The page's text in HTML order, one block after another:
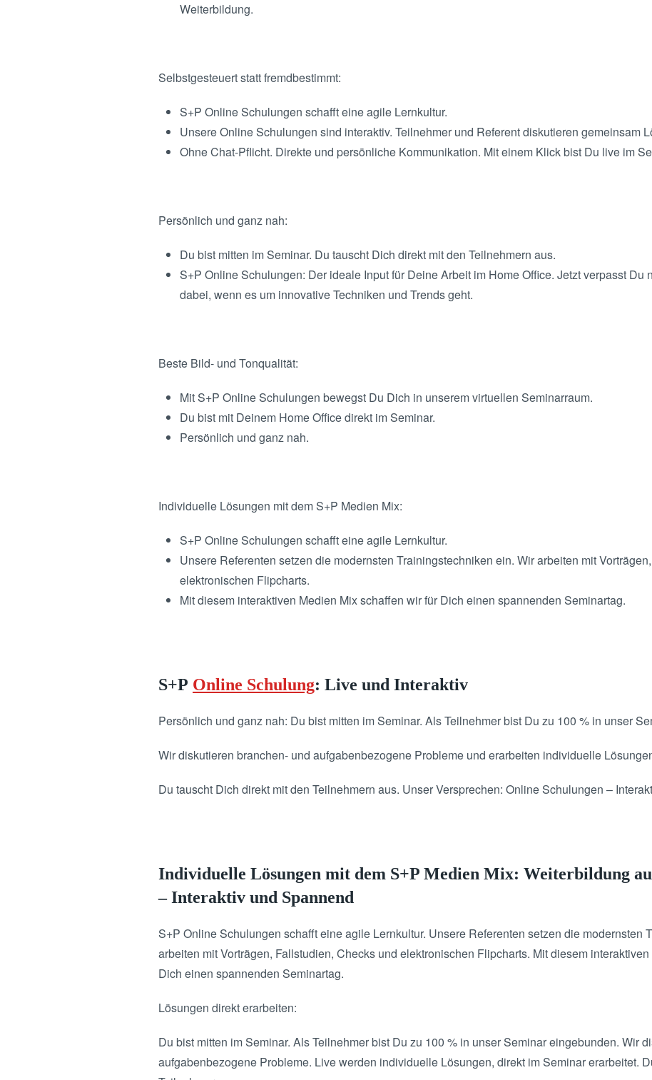
Weiterbildung.
Selbstgesteuert statt fremdbestimmt:
S+P Online Schulungen schafft eine agile Lernkultur.
Unsere Online Schulungen sind interaktiv. Teilnehmer und Referent diskutieren gemeinsam
Ohne Chat-Pflicht. Direkte und persönliche Kommunikation. Mit einem Klick bist Du live im
Persönlich und ganz nah:
Du bist mitten im Seminar. Du tauscht Dich direkt mit den Teilnehmern aus.
S+P Online Schulungen: Der ideale Input für Deine Arbeit im Home Office. Jetzt verpasst Du
dabei, wenn es um innovative Techniken und Trends geht.
Beste Bild- und Tonqualität:
Mit S+P Online Schulungen bewegst Du Dich in unserem virtuellen Seminarraum.
Du bist mit Deinem Home Office direkt im Seminar.
Persönlich und ganz nah.
Individuelle Lösungen mit dem S+P Medien Mix:
S+P Online Schulungen schafft eine agile Lernkultur.
Unsere Referenten setzen die modernsten Trainingstechniken ein. Wir arbeiten mit
elektronischen Flipcharts.
Mit diesem interaktiven Medien Mix schaffen wir für Dich einen spannenden Seminartag.
S+P Online Schulung: Live und Interaktiv
Persönlich und ganz nah: Du bist mitten im Seminar. Als Teilnehmer bist Du zu 100 % in unser
Wir diskutieren branchen- und aufgabenbezogene Probleme und erarbeiten individuelle
Du tauscht Dich direkt mit den Teilnehmern aus. Unser Versprechen: Online Schulungen –
Individuelle Lösungen mit dem S+P Medien Mix: Weiterbildung
– Interaktiv und Spannend
S+P Online Schulungen schafft eine agile Lernkultur. Unsere Referenten setzen die modernsten
arbeiten mit Vorträgen, Fallstudien, Checks und elektronischen Flipcharts. Mit diesem
Dich einen spannenden Seminartag.
Lösungen direkt erarbeiten:
Du bist mitten im Seminar. Als Teilnehmer bist Du zu 100 % in unser Seminar eingebunden. Wir
aufgabenbezogene Probleme. Live werden individuelle Lösungen, direkt im Seminar erarbeitet.